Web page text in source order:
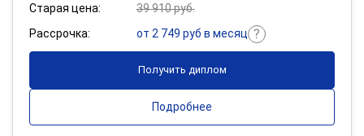
Старая цена:
39 910 руб.
Рассрочка:
от 2 749 руб в месяц
Получить диплом
Подробнее